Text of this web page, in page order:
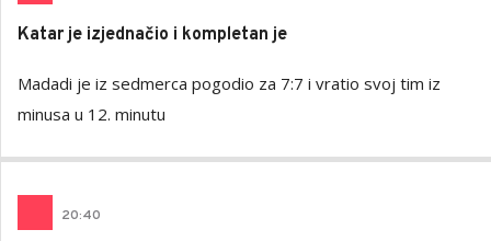
Katar je izjednačio i kompletan je
Madadi je iz sedmerca pogodio za 7:7 i vratio svoj tim iz
minusa u 12. minutu
20:40